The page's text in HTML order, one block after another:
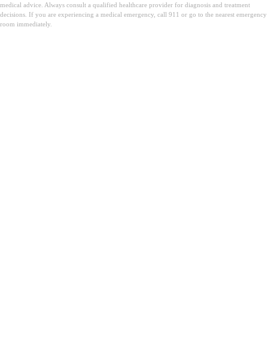
medical advice. Always consult a qualified healthcare provider for diagnosis and treatment
decisions. If you are experiencing a medical emergency, call 911 or go to the nearest emergency
room immediately.